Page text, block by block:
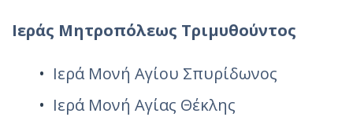
Ιεράς Μητροπόλεως Τριμυθούντος
Ιερά Μονή Αγίου Σπυρίδωνος
Ιερά Μονή Αγίας Θέκλης